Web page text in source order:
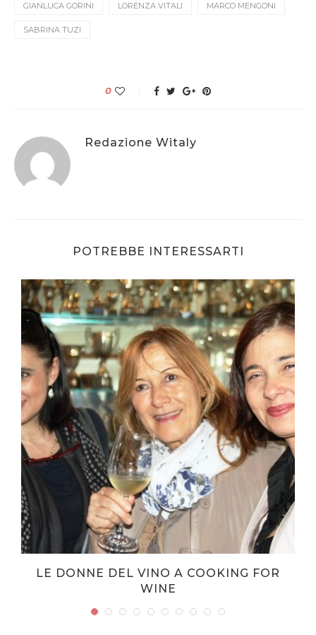
GIANLUCA GORINI LORENZA VITALI MARCO MENGONI
SABRINA TUZI
0
Redazione Witaly
POTREBBE INTERESSARTI
LE DONNE DEL VINO A COOKING FOR
WINE